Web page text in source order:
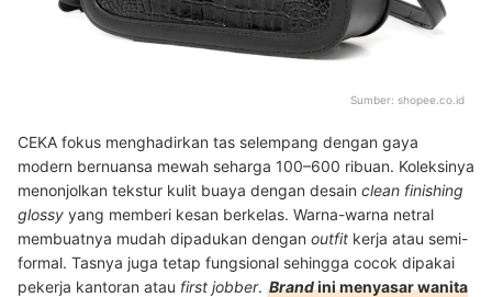
Sumber: shopee.co.id
CEKA fokus menghadirkan tas selempang dengan gaya
modern bernuansa mewah seharga 100–600 ribuan. Koleksinya
menonjolkan tekstur kulit buaya dengan desain clean finishing
glossy yang memberi kesan berkelas. Warna-warna netral
membuatnya mudah dipadukan dengan outfit kerja atau semi-
formal. Tasnya juga tetap fungsional sehingga cocok dipakai
pekerja kantoran atau first jobber. Brandini menyasar wanita